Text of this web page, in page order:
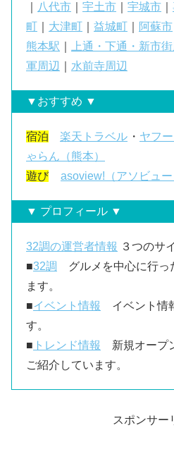
八代市 宇土市 宇城市
町
大津町 益城町 阿蘇市
熊本駅
上通・下通・新市
軍周辺
水前寺周辺
▼おすすめ ▼
宿泊 楽天トラベル ・ ヤフ
ゃらん（熊本）
遊び
asoview!（アソビュー
▼ プロフィール ▼
32調の運営者情報 ３つのサ
■32調
グルメを中心に行っ
ます。
■イベント情報
イベント情
す。
■ トレンド情報
新規オープ
ご紹介しています。
スポンサー